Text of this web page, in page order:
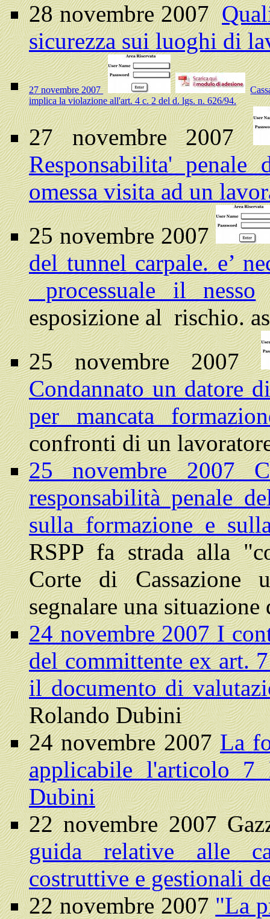
28 novembre 2007
sicurezza sui luoghi di
27 novembre 2007
implica la violazione all'art. 4 c. 2 del d. lgs. n. 626/94.
27 novembre 2007
Responsabilita' penale
omessa visita ad un
25 novembre 2007
del tunnel carpale. e’
processuale il nesso
esposizione al rischio.
25 novembre 2007
Condannato un datore
per mancata
confronti di un
25 novembre 2007
responsabilità penale
sulla formazione e
RSPP fa strada alla
Corte di Cassazione
segnalare una
24 novembre 2007 I
del committente ex art.
il documento di
Rolando Dubini
24 novembre 2007La
applicabile l'articolo
Dubini
22 novembre 2007
guida relative alle
costruttive e gestionali
22 novembre 2007"La